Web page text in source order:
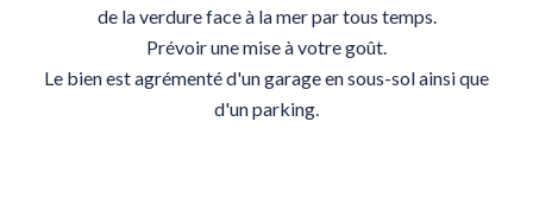
de la verdure face à la mer par tous temps.
Prévoir une mise à votre goût.
Le bien est agrémenté d'un garage en sous-sol ainsi que
d'un parking.